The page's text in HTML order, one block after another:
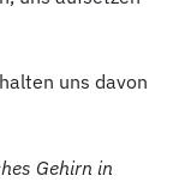
uns davon
Gehirn in